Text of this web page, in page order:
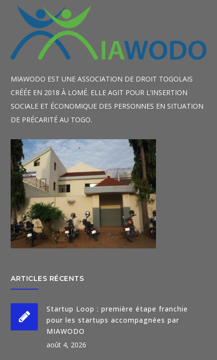
MIAWODO EST UNE ASSOCIATION DE DROIT TOGOLAIS
CRÉÉE EN 2018 À LOMÉ. ELLE AGIT POUR L’INSERTION
SOCIALE ET ÉCONOMIQUE DES PERSONNES EN SITUATION
DE PRÉCARITÉ AU TOGO.
ARTICLES RÉCENTS
Startup Loop : première étape franchie
pour les startups accompagnées par
MIAWODO
août 4, 2026